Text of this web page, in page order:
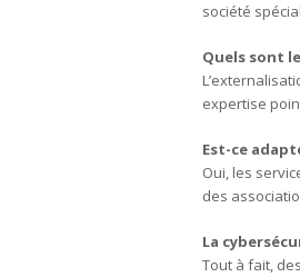
société
Quels sont
expertise
Est-ce
Oui, les
des
La
Tout à fait,